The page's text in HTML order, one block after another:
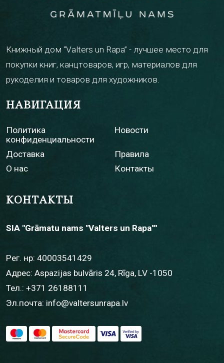
Книжный дом “Valters un Rapa” - лучшее место для
покупки книг, канцтоваров, игр, материалов для
рукоделия и товаров для художников.
НАВИГАЦИЯ
Политика
конфиденциальности
Новости
Доставка
Правила
О нас
Контакты
КОНТАКТЫ
SIA "Grāmatu nams "Valters un Rapa""
Рег. нр: 40003541429
Адрес: Aspazijas bulvāris 24, Rīga, LV -1050
Тел.: +371 26188111
Эл.почта: info@valtersunrapa.lv